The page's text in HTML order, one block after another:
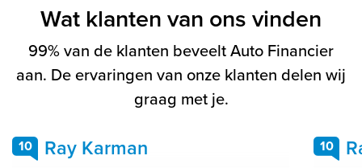
Wat klanten van ons vinden
99% van de klanten beveelt Auto Financier
aan. De ervaringen van onze klanten delen wij
graag met je.
10 Ray Karman 10